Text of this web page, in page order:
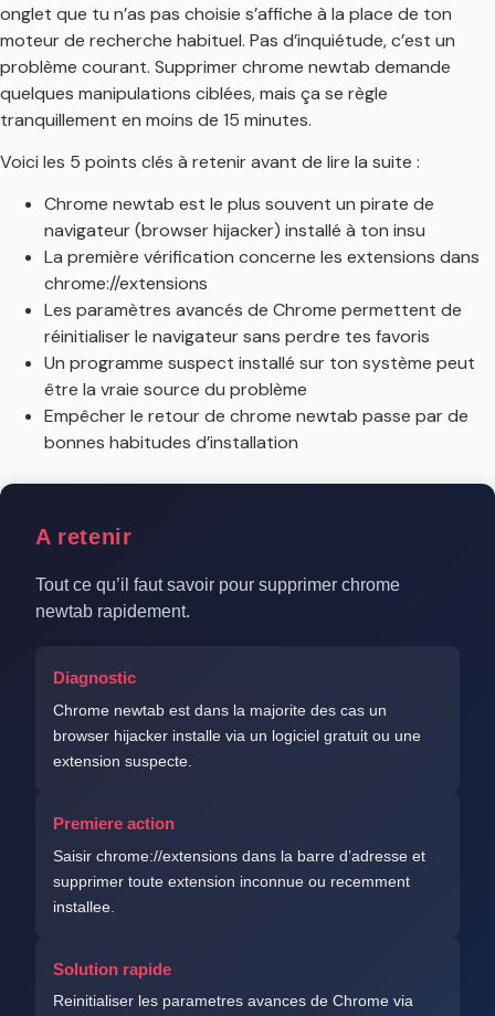
onglet que tu n’as pas choisie s’affiche à la place de ton
moteur de recherche habituel. Pas d’inquiétude, c’est un
problème courant. Supprimer chrome newtab demande
quelques manipulations ciblées, mais ça se règle
tranquillement en moins de 15 minutes.
Voici les 5 points clés à retenir avant de lire la suite :
Chrome newtab est le plus souvent un pirate de
navigateur (browser hijacker) installé à ton insu
La première vérification concerne les extensions dans
chrome://extensions
Les paramètres avancés de Chrome permettent de
réinitialiser le navigateur sans perdre tes favoris
Un programme suspect installé sur ton système peut
être la vraie source du problème
Empêcher le retour de chrome newtab passe par de
bonnes habitudes d’installation
A retenir
Tout ce qu’il faut savoir pour supprimer chrome
newtab rapidement.
Diagnostic
Chrome newtab est dans la majorite des cas un
browser hijacker installe via un logiciel gratuit ou une
extension suspecte.
Premiere action
Saisir chrome://extensions dans la barre d’adresse et
supprimer toute extension inconnue ou recemment
installee.
Solution rapide
Reinitialiser les parametres avances de Chrome via